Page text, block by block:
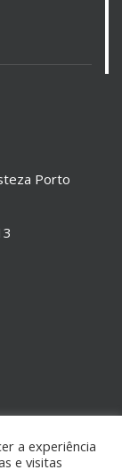
Porto
a experiência
e visitas